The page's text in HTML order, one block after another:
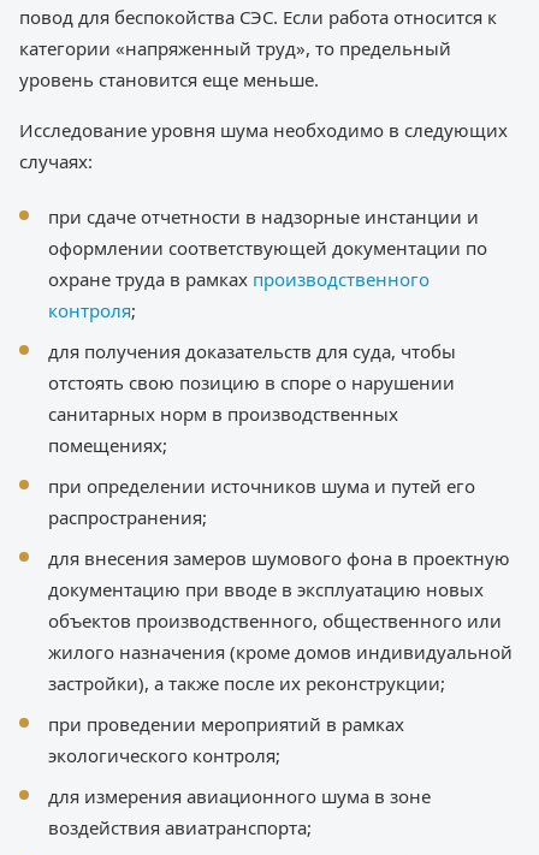
повод для беспокойства СЭС. Если работа относится к
категории «напряженный труд», то предельный
уровень становится еще меньше.
Исследование уровня шума необходимо в следующих
случаях:
при сдаче отчетности в надзорные инстанции и
оформлении соответствующей документации по
охране труда в рамках производственного
контроля;
для получения доказательств для суда, чтобы
отстоять свою позицию в споре о нарушении
санитарных норм в производственных
помещениях;
при определении источников шума и путей его
распространения;
для внесения замеров шумового фона в проектную
документацию при вводе в эксплуатацию новых
объектов производственного, общественного или
жилого назначения (кроме домов индивидуальной
застройки), а также после их реконструкции;
при проведении мероприятий в рамках
экологического контроля;
для измерения авиационного шума в зоне
воздействия авиатранспорта;